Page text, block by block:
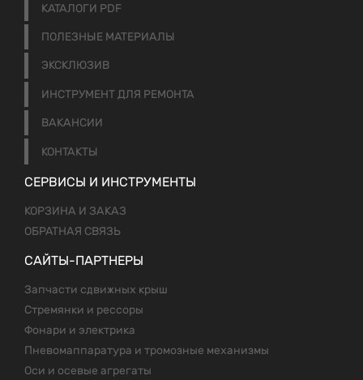
КАТАЛОГИ PDF
ПОЛЕЗНЫЕ МАТЕРИАЛЫ
ЭКСКЛЮЗИВ
ИНСТРУМЕНТ ДЛЯ РЕМОНТА
ВАКАНСИИ
КОНТАКТЫ
СЕРВИСЫ И ИНСТРУМЕНТЫ
КОРЗИНА И ЗАКАЗ
ОБРАТНАЯ СВЯЗЬ
САЙТЫ-ПАРТНЕРЫ
Запчасти сдвижных крыш
Стремянки и рессоры
Фонари и электрика
Пневомаппаратура и тромозные механизмы
Оси и осевые агрегаты